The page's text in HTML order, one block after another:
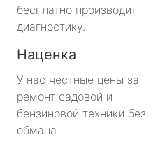
бесплатно производит
диагностику.
Наценка
У нас честные цены за
ремонт садовой и
бензиновой техники без
обмана.